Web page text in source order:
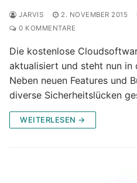
JARVIS 2. NOVEMBER 2015
0 KOMMENTARE
Die kostenlose
aktualisiert und steht nun in
Neben neuen Features und
diverse Sicherheitslücken
WEITERLESEN →